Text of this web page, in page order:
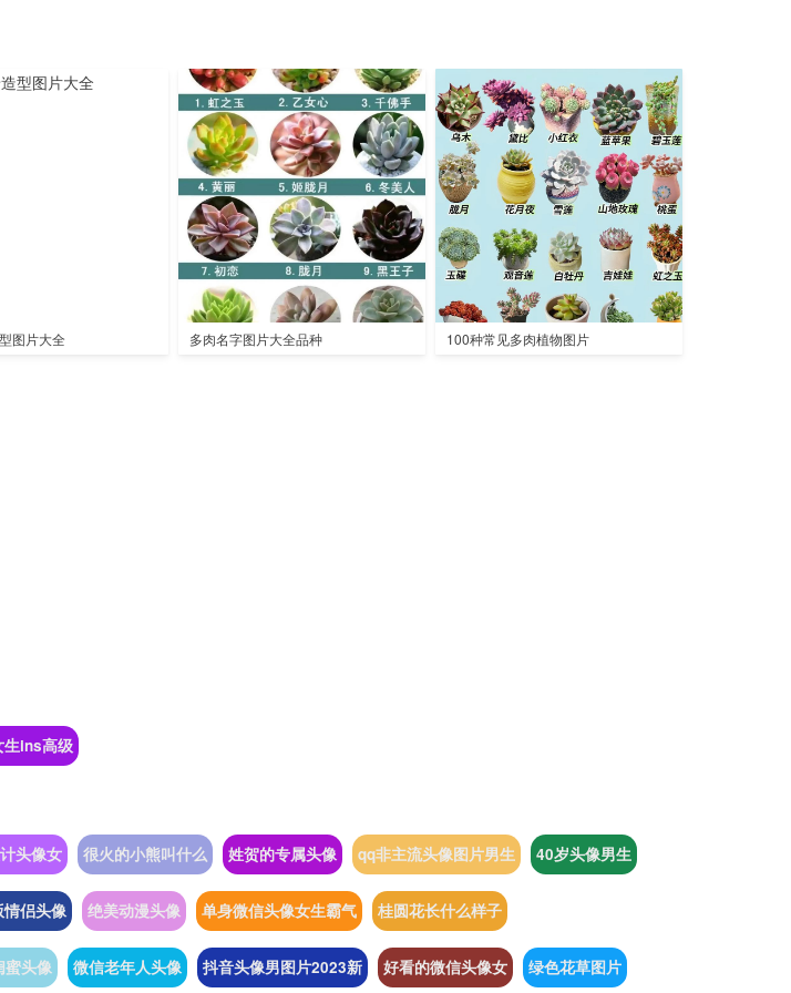
图片大全 多肉名字图片大全品种 100种常见多肉植物图片
生ins高级
头像女 很火的小熊叫什么 姓贺的专属头像 qq非主流头像图片男生 40岁头像男生
侣头像 绝美动漫头像 单身微信头像女生霸气 桂圆花长什么样子
蜜头像 微信老年人头像 抖音头像男图片2023新 好看的微信头像女 绿色花草图片